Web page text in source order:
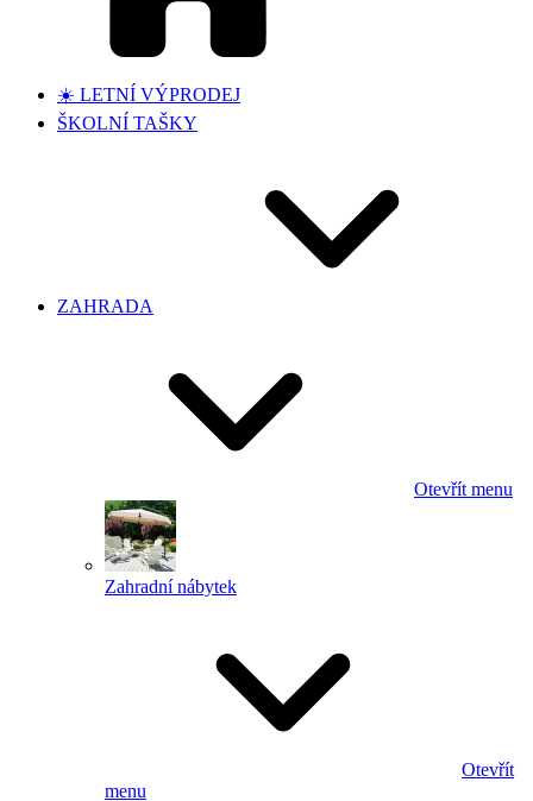
☀️ LETNÍ VÝPRODEJ
ŠKOLNÍ TAŠKY
ZAHRADA
Otevřít menu
Zahradní nábytek
Otevřít
menu